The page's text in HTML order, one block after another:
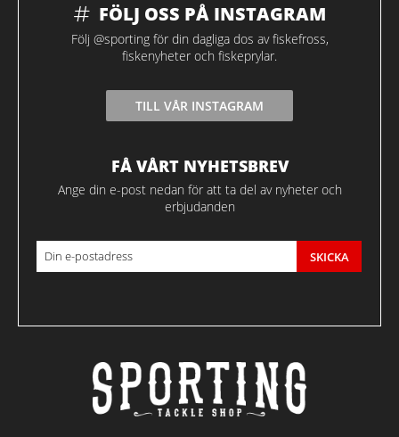
FÖLJ OSS PÅ INSTAGRAM
Följ @sporting för din dagliga dos av fiskefross,
fiskenyheter och fiskeprylar.
TILL VÅR INSTAGRAM
FÅ VÅRT NYHETSBREV
Ange din e-post nedan för att ta del av nyheter och
erbjudanden
SKICKA